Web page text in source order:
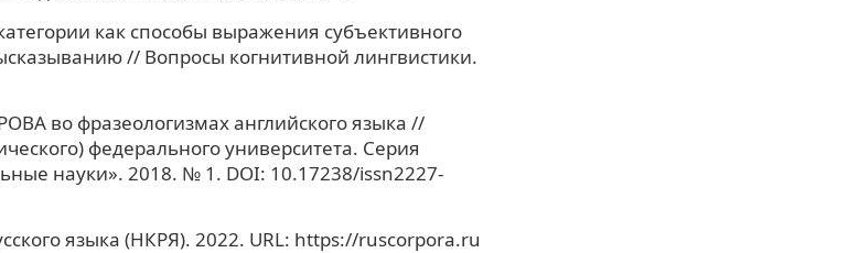
как способы выражения субъективного
// Вопросы когнитивной лингвистики.
во фразеологизмах английского языка //
федерального университета. Серия
науки». 2018. № 1. DOI: 10.17238/issn2227-
языка (НКРЯ). 2022. URL: https://ruscorpora.ru